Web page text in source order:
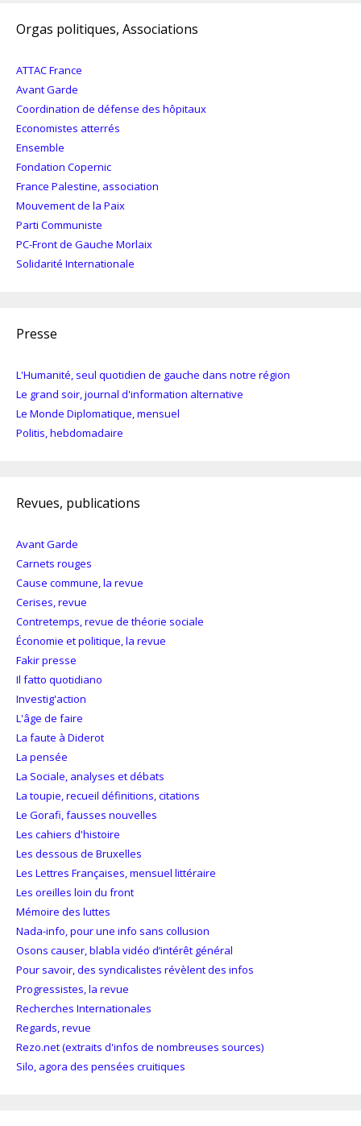
Orgas politiques, Associations
ATTAC France
Avant Garde
Coordination de défense des hôpitaux
Economistes atterrés
Ensemble
Fondation Copernic
France Palestine, association
Mouvement de la Paix
Parti Communiste
PC-Front de Gauche Morlaix
Solidarité Internationale
Presse
L'Humanité, seul quotidien de gauche dans notre région
Le grand soir, journal d'information alternative
Le Monde Diplomatique, mensuel
Politis, hebdomadaire
Revues, publications
Avant Garde
Carnets rouges
Cause commune, la revue
Cerises, revue
Contretemps, revue de théorie sociale
Économie et politique, la revue
Fakir presse
Il fatto quotidiano
Investig'action
L'âge de faire
La faute à Diderot
La pensée
La Sociale, analyses et débats
La toupie, recueil définitions, citations
Le Gorafi, fausses nouvelles
Les cahiers d'histoire
Les dessous de Bruxelles
Les Lettres Françaises, mensuel littéraire
Les oreilles loin du front
Mémoire des luttes
Nada-info, pour une info sans collusion
Osons causer, blabla vidéo d’intérêt général
Pour savoir, des syndicalistes révèlent des infos
Progressistes, la revue
Recherches Internationales
Regards, revue
Rezo.net (extraits d'infos de nombreuses sources)
Silo, agora des pensées cruitiques